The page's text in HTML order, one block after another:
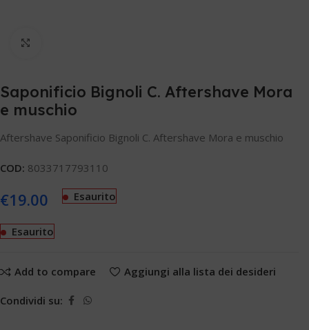
Saponificio Bignoli C. Aftershave Mora
e muschio
Aftershave Saponificio Bignoli C. Aftershave Mora e muschio
COD: 8033717793110
€19.00 Esaurito
Esaurito
Add to compare Aggiungi alla lista dei desideri
Condividi su: